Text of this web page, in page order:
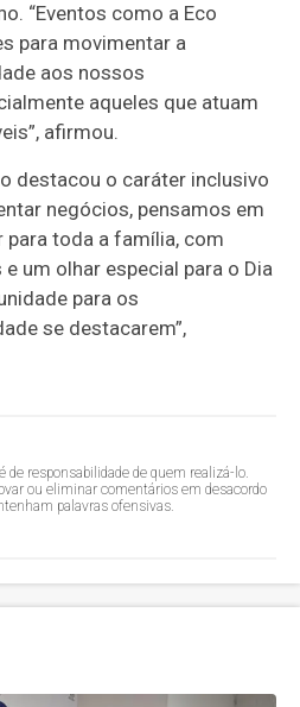
“Eventos como a Eco
para movimentar a
aos nossos
aqueles que atuam
afirmou.
destacou o caráter inclusivo
negócios, pensamos em
toda a família, com
um olhar especial para o Dia
para os
se destacarem”,
de responsabilidade de quem realizá-lo.
ou eliminar comentários em desacordo
palavras ofensivas.